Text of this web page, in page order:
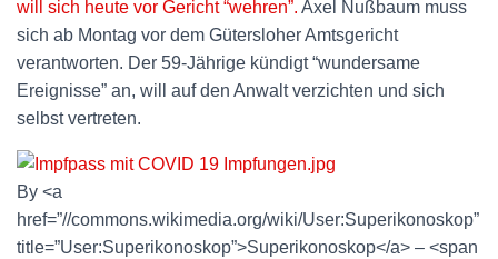
will sich heute vor Gericht “wehren”. Axel Nußbaum muss
sich ab Montag vor dem Gütersloher Amtsgericht
verantworten. Der 59-Jährige kündigt “wundersame
Ereignisse” an, will auf den Anwalt verzichten und sich
selbst vertreten.
By <a
href=”//commons.wikimedia.org/wiki/User:Superikonoskop”
title=”User:Superikonoskop”>Superikonoskop</a> – <span